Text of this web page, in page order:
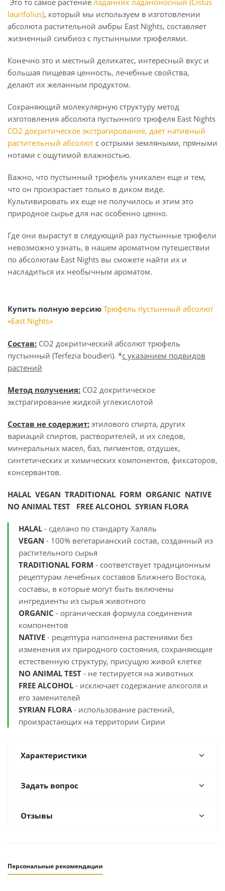
Это то самое растение ладанник ладаноносный (Cistus
laurifolius), который мы используем в изготовлении
абсолюта растительной амбры East Nights, составляет
жизненный симбиоз с пустынными трюфелями.
Конечно это и местный деликатес, интересный вкус и
большая пищевая ценность, лечебные свойства,
делают их желанным продуктом.
Сохраняющий молекулярную структуру метод
изготовления абсолюта пустынного трюфеля East Nights
СО2 докритическое экстрагирование, дает нативный
растительный абсолют с острыми земляными, пряными
нотами с ощутимой влажностью.
Важно, что пустынный трюфель уникален еще и тем,
что он произрастает только в диком виде.
Культивировать их еще не получилось и этим это
природное сырье для нас особенно ценно.
Где они вырастут в следующий раз пустынные трюфели
невозможно узнать, в нашем ароматном путешествии
по абсолютам East Nights вы сможете найти их и
насладиться их необычным ароматом.
Купить полную версию Трюфель пустынный абсолют
«East Nights»
Состав: СО2 докритический абсолют трюфель
пустынный (Terfezia boudieri). *с указанием подвидов
растений
Метод получения: СО2 докритическое
экстрагирование жидкой углекислотой
Состав не содержит: этилового спирта, других
вариаций спиртов, растворителей, и их следов,
минеральных масел, баз, пигментов, отдушек,
синтетических и химических компонентов, фиксаторов,
консервантов.
HALAL VEGAN TRADITIONAL FORM ORGANIC NATIVE
NO ANIMAL TEST FREE ALCOHOL SYRIAN FLORA
HALAL - сделано по стандарту Халяль
VEGAN - 100% вегетарианский состав, созданный из
растительного сырья
TRADITIONAL FORM - соответствует традиционным
рецептурам лечебных составов Ближнего Востока,
составы, в которые могут быть включены
ингредиенты из сырья животного
ORGANIC - органическая формула соединения
компонентов
NATIVE - рецептура наполнена растениями без
изменения их природного состояния, сохраняющие
естественную структуру, присущую живой клетке
NO ANIMAL TEST - не тестируется на животных
FREE ALCOHOL - исключает содержание алкоголя и
его заменителей
SYRIAN FLORA- использование растений,
произрастающих на территории Сирии
Характеристики
Задать вопрос
Отзывы
Персональные рекомендации